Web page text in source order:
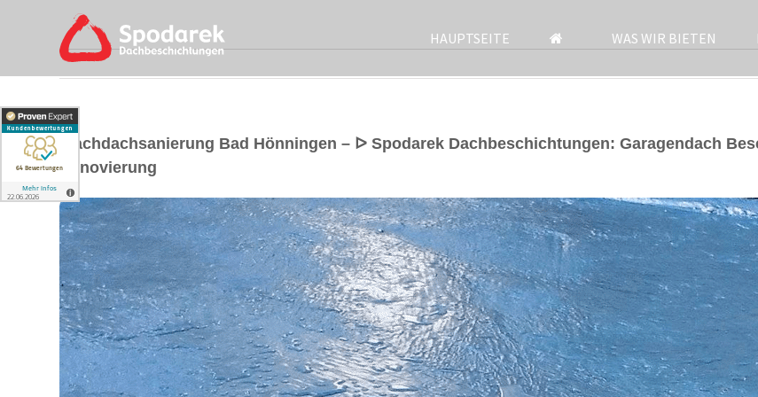
HAUPTSEITE WAS WIR BIETEN
Flachdachsanierung Bad Hönningen – ᐅ Spodarek Dachbeschichtungen: Garagendach
Renovierung